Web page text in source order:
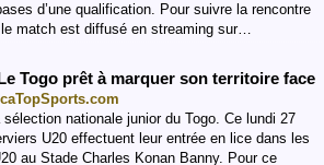
d’une qualification. ​Pour suivre la rencontre
match est diffusé en streaming sur…
Togo prêt à marquer son territoire face
sélection nationale junior du Togo. Ce lundi 27
U20 effectuent leur entrée en lice dans les
au Stade Charles Konan Banny. Pour ce